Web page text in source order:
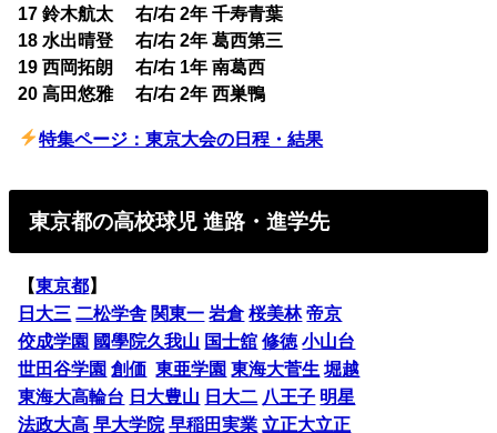
17 鈴木航太 右/右 2年 千寿青葉
18 水出晴登 右/右 2年 葛西第三
19 西岡拓朗 右/右 1年 南葛西
20 高田悠雅 右/右 2年 西巣鴨
特集ページ：東京大会の日程・結果
東京都の高校球児 進路・進学先
【東京都】
日大三 二松学舎 関東一 岩倉 桜美林 帝京
佼成学園 國學院久我山 国士舘 修徳 小山台
世田谷学園 創価 東亜学園 東海大菅生 堀越
東海大高輪台 日大豊山 日大二 八王子 明星
法政大高 早大学院 早稲田実業 立正大立正